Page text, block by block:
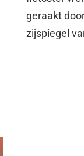
geraakt
zijspiegel